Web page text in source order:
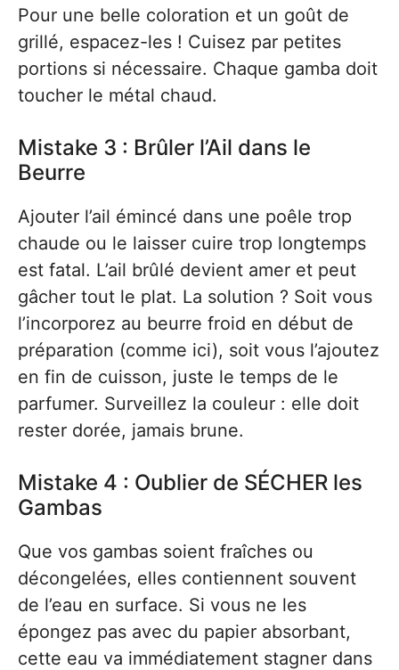
Pour une belle coloration et un goût de
grillé, espacez-les ! Cuisez par petites
portions si nécessaire. Chaque gamba doit
toucher le métal chaud.
Mistake 3 : Brûler l’Ail dans le
Beurre
Ajouter l’ail émincé dans une poêle trop
chaude ou le laisser cuire trop longtemps
est fatal. L’ail brûlé devient amer et peut
gâcher tout le plat. La solution ? Soit vous
l’incorporez au beurre froid en début de
préparation (comme ici), soit vous l’ajoutez
en fin de cuisson, juste le temps de le
parfumer. Surveillez la couleur : elle doit
rester dorée, jamais brune.
Mistake 4 : Oublier de SÉCHER les
Gambas
Que vos gambas soient fraîches ou
décongelées, elles contiennent souvent
de l’eau en surface. Si vous ne les
épongez pas avec du papier absorbant,
cette eau va immédiatement stagner dans